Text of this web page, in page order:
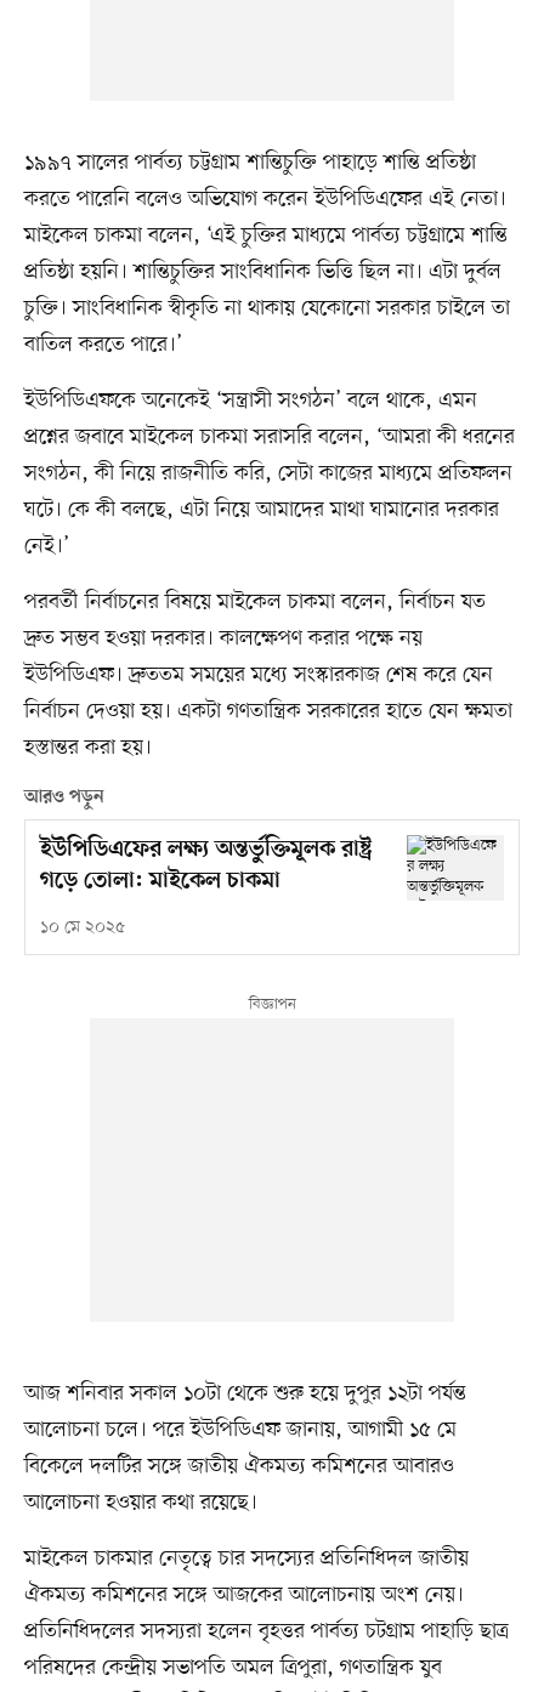
১৯৯৭ সালের পার্বত্য চট্টগ্রাম শান্তিচুক্তি পাহাড়ে শান্তি প্রতিষ্ঠা
করতে পারেনি বলেও অভিযোগ করেন ইউপিডিএফের এই নেতা।
মাইকেল চাকমা বলেন, ‘এই চুক্তির মাধ্যমে পার্বত্য চট্টগ্রামে শান্তি
প্রতিষ্ঠা হয়নি। শান্তিচুক্তির সাংবিধানিক ভিত্তি ছিল না। এটা দুর্বল
চুক্তি। সাংবিধানিক স্বীকৃতি না থাকায় যেকোনো সরকার চাইলে তা
বাতিল করতে পারে।’
ইউপিডিএফকে অনেকেই ‘সন্ত্রাসী সংগঠন’ বলে থাকে, এমন
প্রশ্নের জবাবে মাইকেল চাকমা সরাসরি বলেন, ‘আমরা কী ধরনের
সংগঠন, কী নিয়ে রাজনীতি করি, সেটা কাজের মাধ্যমে প্রতিফলন
ঘটে। কে কী বলছে, এটা নিয়ে আমাদের মাথা ঘামানোর দরকার
নেই।’
পরবর্তী নির্বাচনের বিষয়ে মাইকেল চাকমা বলেন, নির্বাচন যত
দ্রুত সম্ভব হওয়া দরকার। কালক্ষেপণ করার পক্ষে নয়
ইউপিডিএফ। দ্রুততম সময়ের মধ্যে সংস্কারকাজ শেষ করে যেন
নির্বাচন দেওয়া হয়। একটা গণতান্ত্রিক সরকারের হাতে যেন ক্ষমতা
হস্তান্তর করা হয়।
আরও পড়ুন
ইউপিডিএফের লক্ষ্য অন্তর্ভুক্তিমূলক রাষ্ট্র
গড়ে তোলা: মাইকেল চাকমা
১০ মে ২০২৫
আজ শনিবার সকাল ১০টা থেকে শুরু হয়ে দুপুর ১২টা পর্যন্ত
আলোচনা চলে। পরে ইউপিডিএফ জানায়, আগামী ১৫ মে
বিকেলে দলটির সঙ্গে জাতীয় ঐকমত্য কমিশনের আবারও
আলোচনা হওয়ার কথা রয়েছে।
মাইকেল চাকমার নেতৃত্বে চার সদস্যের প্রতিনিধিদল জাতীয়
ঐকমত্য কমিশনের সঙ্গে আজকের আলোচনায় অংশ নেয়।
প্রতিনিধিদলের সদস্যরা হলেন বৃহত্তর পার্বত্য চটগ্রাম পাহাড়ি ছাত্র
পরিষদের কেন্দ্রীয় সভাপতি অমল ত্রিপুরা, গণতান্ত্রিক যুব